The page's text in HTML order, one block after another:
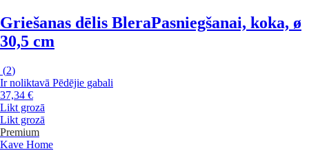
Griešanas dēlis BleraPasniegšanai, koka, ø
30,5 cm
(2)
Ir noliktavā Pēdējie gabali
37,34 €
Likt grozā
Likt grozā
Premium
Kave Home